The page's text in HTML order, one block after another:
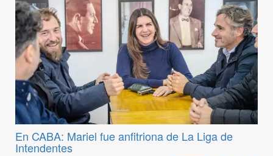
En CABA: Mariel fue anfitriona de La Liga de
Intendentes